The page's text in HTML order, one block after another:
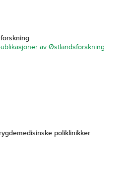
av Østlandsforskning
poliklinikker